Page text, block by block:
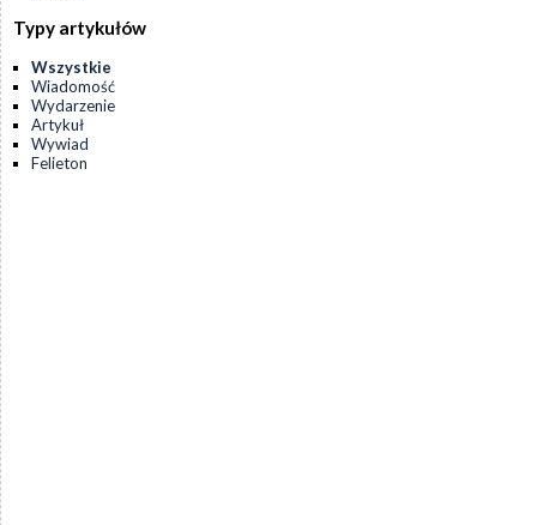
Typy artykułów
Wszystkie
Wiadomość
Wydarzenie
Artykuł
Wywiad
Felieton